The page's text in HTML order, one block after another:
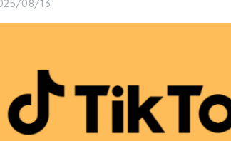
08/13